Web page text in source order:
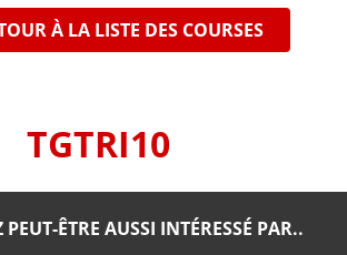
À LA LISTE DES COURSES
TGTRI10
PEUT-ÊTRE AUSSI INTÉRESSÉ PAR..